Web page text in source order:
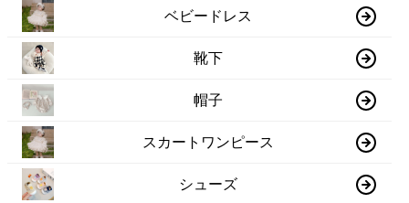
ベビードレス
靴下
帽子
スカートワンピース
シューズ